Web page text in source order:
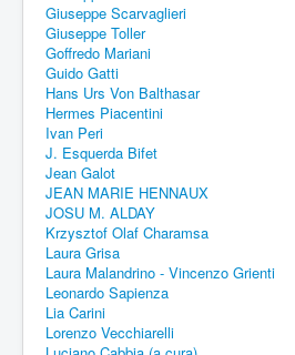
Giuseppe Scarvaglieri
Giuseppe Toller
Goffredo Mariani
Guido Gatti
Hans Urs Von Balthasar
Hermes Piacentini
Ivan Peri
J. Esquerda Bifet
Jean Galot
JEAN MARIE HENNAUX
JOSU M. ALDAY
Krzysztof Olaf Charamsa
Laura Grisa
Laura Malandrino - Vincenzo Grienti
Leonardo Sapienza
Lia Carini
Lorenzo Vecchiarelli